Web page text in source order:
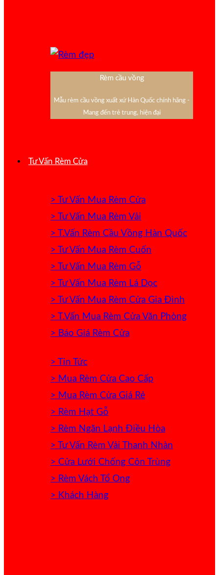
Rèm cầu vồng
Mẫu rèm cầu vồng xuất xứ Hàn Quốc chính hãng -
Mang đến trẻ trung, hiện đại
Tư Vấn Rèm Cửa
> Tư Vấn Mua Rèm Cửa
> Tư Vấn Mua Rèm Vải
> T.Vấn Rèm Cầu Vồng Hàn Quốc
> Tư Vấn Mua Rèm Cuốn
> Tư Vấn Mua Rèm Gỗ
> Tư Vấn Mua Rèm Lá Dọc
> Tư Vấn Mua Rèm Cửa Gia Đình
> T.Vấn Mua Rèm Cửa Văn Phòng
> Báo Giá Rèm Cửa
> Tin Tức
> Mua Rèm Cửa Cao Cấp
> Mua Rèm Cửa Giá Rẻ
> Rèm Hạt Gỗ
> Rèm Ngăn Lạnh Điều Hòa
> Tư Vấn Rèm Vải Thanh Nhàn
> Cửa Lưới Chống Côn Trùng
> Rèm Vách Tổ Ong
> Khách Hàng